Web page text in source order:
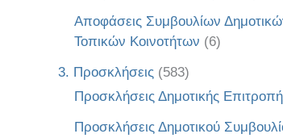
Αποφάσεις Συμβουλίων
Τοπικών Κοινοτήτων (6)
3. Προσκλήσεις (583)
Προσκλήσεις Δημοτικής
Προσκλήσεις Δημοτικού